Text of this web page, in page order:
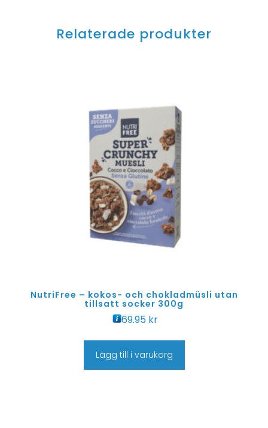
Relaterade produkter
NutriFree – kokos- och chokladmüsli utan
tillsatt socker 300g
69.95 kr
Lägg till i varukorg